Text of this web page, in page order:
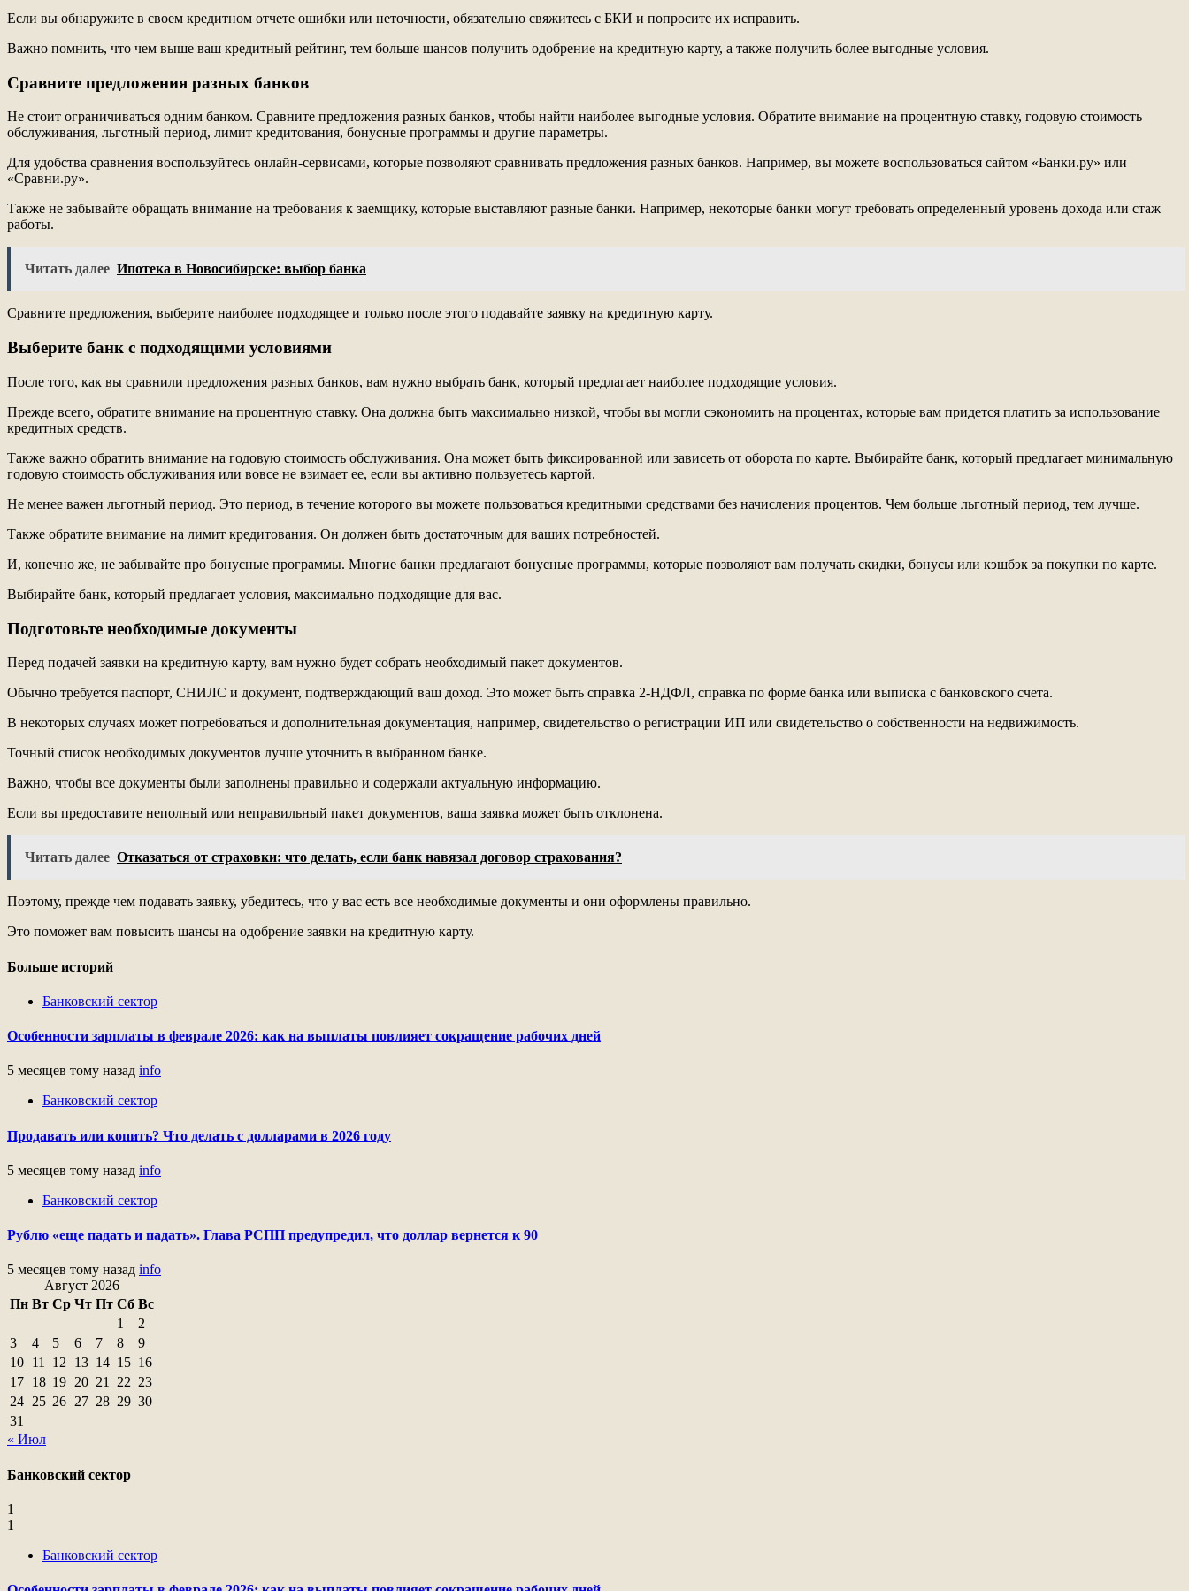
Если вы обнаружите в своем кредитном отчете ошибки или неточности, обязательно свяжитесь с БКИ и попросите их исправить.
Важно помнить, что чем выше ваш кредитный рейтинг, тем больше шансов получить одобрение на кредитную карту, а также получить более выгодные условия.
Сравните предложения разных банков
Не стоит ограничиваться одним банком. Сравните предложения разных банков, чтобы найти наиболее выгодные условия. Обратите внимание на процентную ставку, годовую стоимость
обслуживания, льготный период, лимит кредитования, бонусные программы и другие параметры.
Для удобства сравнения воспользуйтесь онлайн-сервисами, которые позволяют сравнивать предложения разных банков. Например, вы можете воспользоваться сайтом «Банки.ру» или
«Сравни.ру».
Также не забывайте обращать внимание на требования к заемщику, которые выставляют разные банки. Например, некоторые банки могут требовать определенный уровень дохода или стаж
работы.
Читать далее Ипотека в Новосибирске: выбор банка
Сравните предложения, выберите наиболее подходящее и только после этого подавайте заявку на кредитную карту.
Выберите банк с подходящими условиями
После того, как вы сравнили предложения разных банков, вам нужно выбрать банк, который предлагает наиболее подходящие условия.
Прежде всего, обратите внимание на процентную ставку. Она должна быть максимально низкой, чтобы вы могли сэкономить на процентах, которые вам придется платить за использование
кредитных средств.
Также важно обратить внимание на годовую стоимость обслуживания. Она может быть фиксированной или зависеть от оборота по карте. Выбирайте банк, который предлагает минимальную
годовую стоимость обслуживания или вовсе не взимает ее, если вы активно пользуетесь картой.
Не менее важен льготный период. Это период, в течение которого вы можете пользоваться кредитными средствами без начисления процентов. Чем больше льготный период, тем лучше.
Также обратите внимание на лимит кредитования. Он должен быть достаточным для ваших потребностей.
И, конечно же, не забывайте про бонусные программы. Многие банки предлагают бонусные программы, которые позволяют вам получать скидки, бонусы или кэшбэк за покупки по карте.
Выбирайте банк, который предлагает условия, максимально подходящие для вас.
Подготовьте необходимые документы
Перед подачей заявки на кредитную карту, вам нужно будет собрать необходимый пакет документов.
Обычно требуется паспорт, СНИЛС и документ, подтверждающий ваш доход. Это может быть справка 2-НДФЛ, справка по форме банка или выписка с банковского счета.
В некоторых случаях может потребоваться и дополнительная документация, например, свидетельство о регистрации ИП или свидетельство о собственности на недвижимость.
Точный список необходимых документов лучше уточнить в выбранном банке.
Важно, чтобы все документы были заполнены правильно и содержали актуальную информацию.
Если вы предоставите неполный или неправильный пакет документов, ваша заявка может быть отклонена.
Читать далее Отказаться от страховки: что делать, если банк навязал договор страхования?
Поэтому, прежде чем подавать заявку, убедитесь, что у вас есть все необходимые документы и они оформлены правильно.
Это поможет вам повысить шансы на одобрение заявки на кредитную карту.
Больше историй
Банковский сектор
Особенности зарплаты в феврале 2026: как на выплаты повлияет сокращение рабочих дней
5 месяцев тому назад info
Банковский сектор
Продавать или копить? Что делать с долларами в 2026 году
5 месяцев тому назад info
Банковский сектор
Рублю «еще падать и падать». Глава РСПП предупредил, что доллар вернется к 90
5 месяцев тому назад info
Август 2026
Пн Вт Ср Чт Пт Сб Вс
1
2
3
4 5 6 7 8
9
10 11 12 13 14 15 16
17 18 19 20 21 22 23
24 25 26 27 28 29 30
31
« Июл
Банковский сектор
1
1
Банковский сектор